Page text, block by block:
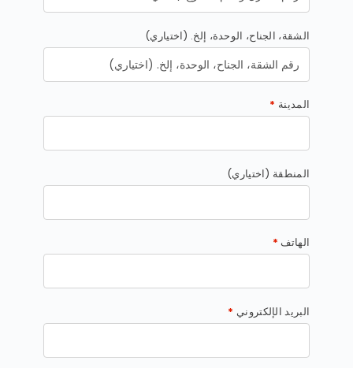
الشقة، الجناح، الوحدة، إلخ. (اختياري)
المدينة *
المنطقة (اختياري)
الهاتف *
البريد الإلكتروني *